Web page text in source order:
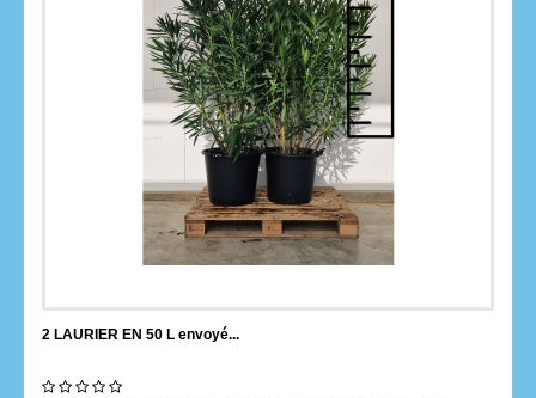
2 LAURIER EN 50 L envoyé...